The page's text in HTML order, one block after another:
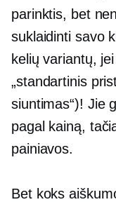
parinktis, bet
suklaidinti savo
kelių variantų,
„standartinis
siuntimas“)! Jie
pagal kainą,
painiavos.
Bet koks